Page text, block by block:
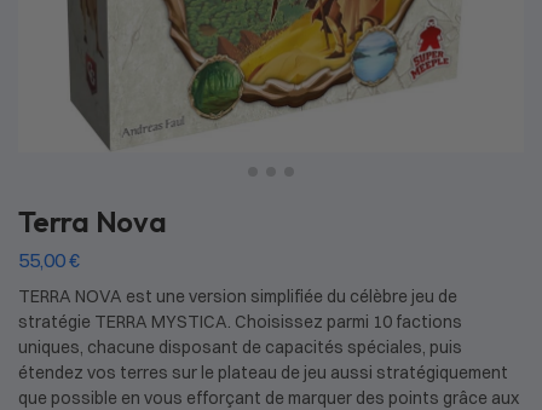
Terra Nova
55,00€
TERRA NOVA est une version simplifiée du célèbre jeu de
stratégie TERRA MYSTICA. Choisissez parmi 10 factions
uniques, chacune disposant de capacités spéciales, puis
étendez vos terres sur le plateau de jeu aussi stratégiquement
que possible en vous efforçant de marquer des points grâce aux